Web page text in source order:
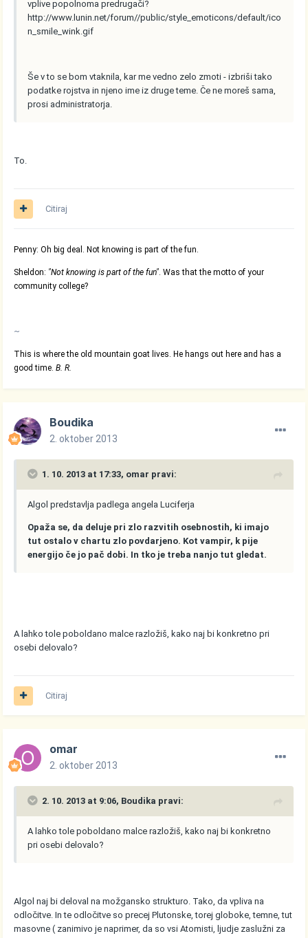
vplive popolnoma predrugači?
http://www.lunin.net/forum//public/style_emoticons/default/ico
n_smile_wink.gif
Še v to se bom vtaknila, kar me vedno zelo zmoti - izbriši tako
podatke rojstva in njeno ime iz druge teme. Če ne moreš sama,
prosi administratorja.
To.
Citiraj
Penny: Oh big deal. Not knowing is part of the fun.
Sheldon: "Not knowing is part of the fun". Was that the motto of your
community college?
~
This is where the old mountain goat lives. He hangs out here and has a
good time.B. R.
Boudika
2. oktober 2013
1. 10. 2013 at 17:33, omar pravi:
Algol predstavlja padlega angela Luciferja
Opaža se, da deluje pri zlo razvitih osebnostih, ki imajo
tut ostalo v chartu zlo povdarjeno. Kot vampir, k pije
energijo če jo pač dobi. In tko je treba nanjo tut gledat.
A lahko tole poboldano malce razložiš, kako naj bi konkretno pri
osebi delovalo?
Citiraj
omar
2. oktober 2013
2. 10. 2013 at 9:06, Boudika pravi:
A lahko tole poboldano malce razložiš, kako naj bi konkretno
pri osebi delovalo?
Algol naj bi deloval na možgansko strukturo. Tako, da vpliva na
odločitve. In te odločitve so precej Plutonske, torej globoke, temne, tut
masovne ( zanimivo je naprimer, da so vsi Atomisti, ljudje zaslužni za